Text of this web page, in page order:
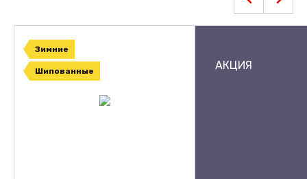
Зимние
Шипованные АКЦИЯ